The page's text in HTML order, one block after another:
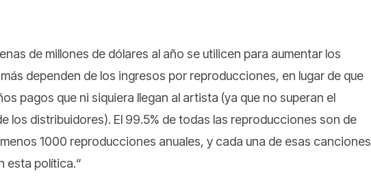
de millones de dólares al año se utilicen para aumentar los
dependen de los ingresos por reproducciones, en lugar de que
pagos que ni siquiera llegan al artista (ya que no superan el
los distribuidores). El 99.5% de todas las reproducciones son de
1000 reproducciones anuales, y cada una de esas canciones
esta política.“